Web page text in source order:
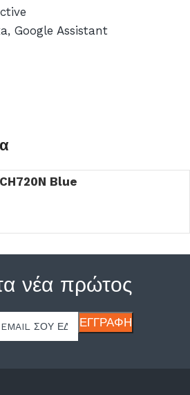
Google Assistant
Blue
νέα πρώτος